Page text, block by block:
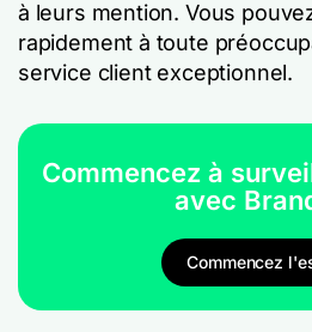
à leurs mention. Vous
rapidement à toute
service client exceptionnel.
Commencez à
avec
Commencez